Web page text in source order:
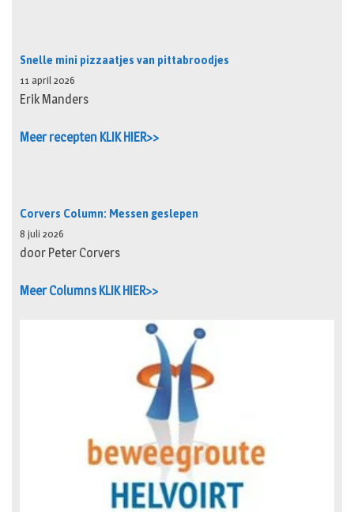
Snelle mini pizzaatjes van pittabroodjes
11 april 2026
Erik Manders
Meer recepten KLIK HIER>>
Corvers Column: Messen geslepen
8 juli 2026
door Peter Corvers
Meer Columns KLIK HIER>>